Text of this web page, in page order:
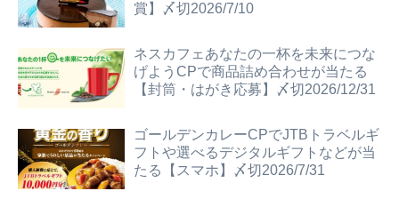
賞】〆切2026/7/10
ネスカフェあなたの一杯を未来につな
げようCPで商品詰め合わせが当たる
【封筒・はがき応募】〆切2026/12/31
ゴールデンカレーCPでJTBトラベルギ
フトや選べるデジタルギフトなどが当
たる【スマホ】〆切2026/7/31